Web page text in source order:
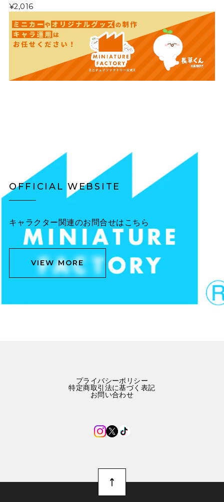
¥2,016
OFFICIAL WEBSITE
キャラクター関連のお問合せはこちら
VIEW MORE
プライバシーポリシー
特定商取引法に基づく表記
お問い合わせ